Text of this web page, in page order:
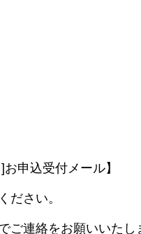
申込受付メール】
ださい。
ご連絡をお願いいたし